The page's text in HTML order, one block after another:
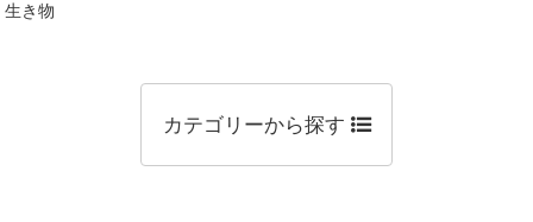
生き物
カテゴリーから探す